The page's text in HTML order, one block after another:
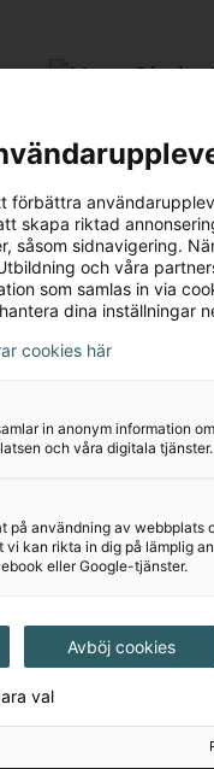
Matte Direkt 4
Lärarpaket
(Lärarguide A &
Lärarstöd+)
förbättra
skapa riktad
såsom sidnavigering.
och våra
som samlas in via
dina inställningar
cookies här
in anonym information
och våra digitala tjänster.
på användning av webbplats
vi kan rikta in dig på lämplig
eller Google-tjänster.
Avböj cookies
val